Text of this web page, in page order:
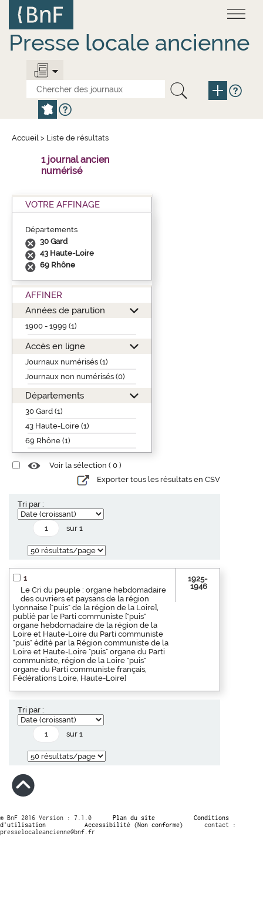
contenu
principal
Presse locale ancienne
Accueil > Liste de résultats
1 journal ancien
numérisé
VOTRE AFFINAGE
Départements
30 Gard
43 Haute-Loire
69 Rhône
AFFINER
Années de parution
1900 - 1999 (1)
Accès en ligne
Journaux numérisés (1)
Journaux non numérisés (0)
Départements
30 Gard (1)
43 Haute-Loire (1)
69 Rhône (1)
Voir la sélection ( 0 )
Exporter tous les résultats en CSV
Tri par :
sur 1
1
Le Cri du peuple : organe hebdomadaire
des ouvriers et paysans de la région
lyonnaise ["puis" de la région de la Loire],
publié par le Parti communiste ["puis"
organe hebdomadaire de la région de la
Loire et Haute-Loire du Parti communiste
"puis" édité par la Région communiste de la
Loire et Haute-Loire "puis" organe du Parti
communiste, région de la Loire "puis"
organe du Parti communiste français,
Fédérations Loire, Haute-Loire]
1925-
1946
Tri par :
sur 1
© BnF 2016 Version : 7.1.0 Plan du site
Conditions
d’utilisation
Accessibilité (Non conforme)
contact :
presselocaleancienne@bnf.fr
Panneau de gestion des cookies